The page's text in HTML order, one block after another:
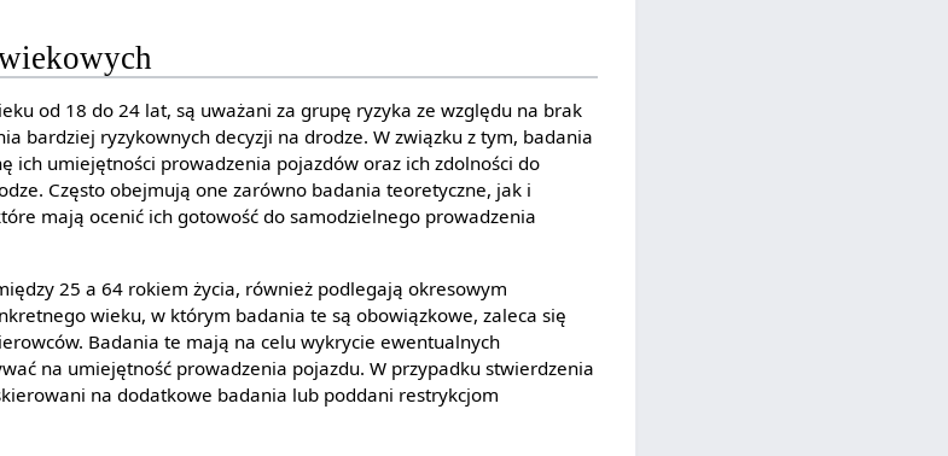
od 18 do 24 lat, są uważani za grupę ryzyka ze względu na brak
bardziej ryzykownych decyzji na drodze. W związku z tym, badania
ich umiejętności prowadzenia pojazdów oraz ich zdolności do
Często obejmują one zarówno badania teoretyczne, jak i
mają ocenić ich gotowość do samodzielnego prowadzenia
25 a 64 rokiem życia, również podlegają okresowym
wieku, w którym badania te są obowiązkowe, zaleca się
Badania te mają na celu wykrycie ewentualnych
na umiejętność prowadzenia pojazdu. W przypadku stwierdzenia
na dodatkowe badania lub poddani restrykcjom